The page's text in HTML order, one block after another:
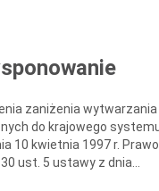
zaniżenia
do krajowego
10 kwietnia 1997 r. Prawo
ust. 5 ustawy z dnia...